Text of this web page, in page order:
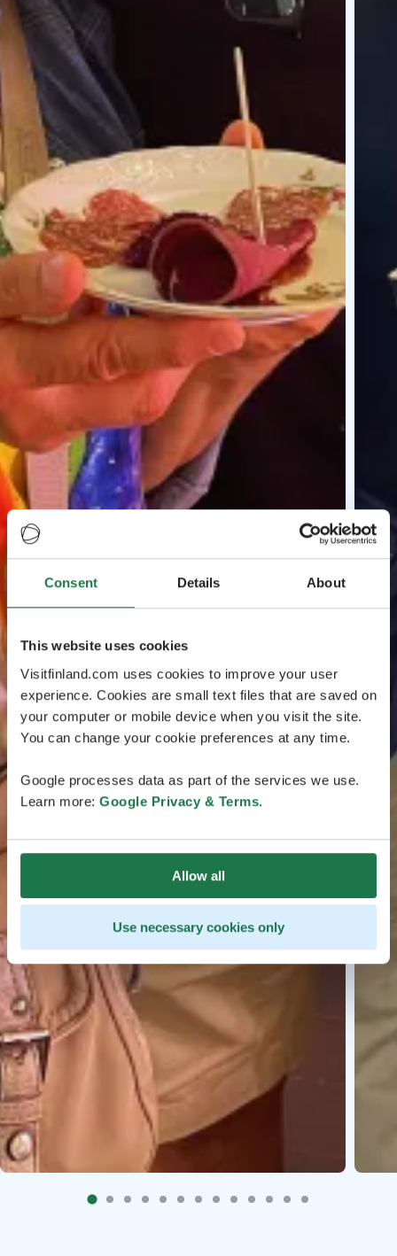
Consent Details About
This website uses cookies
Visitfinland.com uses cookies to improve your user
experience. Cookies are small text files that are saved on
your computer or mobile device when you visit the site.
You can change your cookie preferences at any time.
Google processes data as part of the services we use.
Learn more: Google Privacy & Terms.
Allow all
Use necessary cookies only